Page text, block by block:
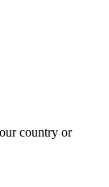
country or